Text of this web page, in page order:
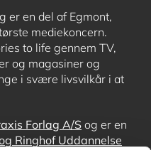
er en del af Egmont,
mediekoncern.
to life gennem TV,
og magasiner og
i svære livsvilkår i at
Forlag A/S og er en
Ringhof Uddannelse